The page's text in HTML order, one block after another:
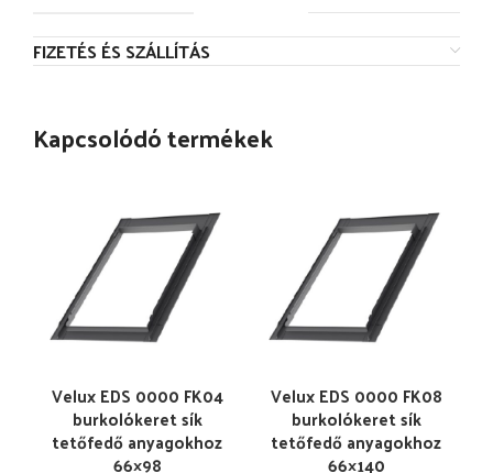
FIZETÉS ÉS SZÁLLÍTÁS
Kapcsolódó termékek
Velux EDS 0000 FK04
burkolókeret sík
tetőfedő anyagokhoz
66×98
Velux EDS 0000 FK08
burkolókeret sík
tetőfedő anyagokhoz
66×140